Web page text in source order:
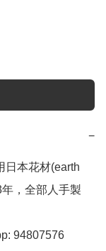
−
日本花材(earth
，全部人手製
94807576